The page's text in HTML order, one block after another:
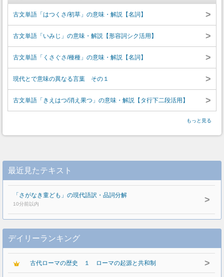
古文単語「はつくさ/初草」の意味・解説【名詞】 >
古文単語「いみじ」の意味・解説【形容詞シク活用】 >
古文単語「くさぐさ/種種」の意味・解説【名詞】 >
現代とで意味の異なる言葉 その１ >
古文単語「きえはつ/消え果つ」の意味・解説【タ行下二段活用】 >
もっと見る
最近見たテキスト
「さがなき童ども」の現代語訳・品詞分解
10分前以内 >
デイリーランキング
古代ローマの歴史 １ ローマの起源と共和制 >